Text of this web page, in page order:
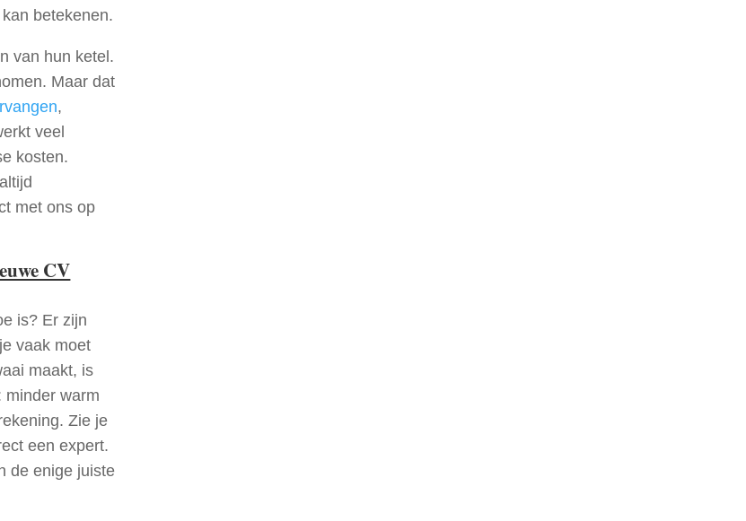
betekenen.
van hun ketel.
Maar dat
,
veel
kosten.
met ons op
CV
is? Er zijn
vaak moet
maakt, is
minder warm
Zie je
een expert.
de enige juiste